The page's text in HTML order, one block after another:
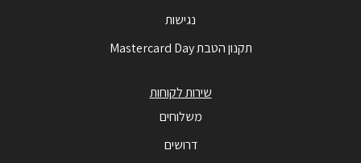
נגישות
תקנון הטבת Mastercard Day
שירות לקוחות
משלוחים
דרושים